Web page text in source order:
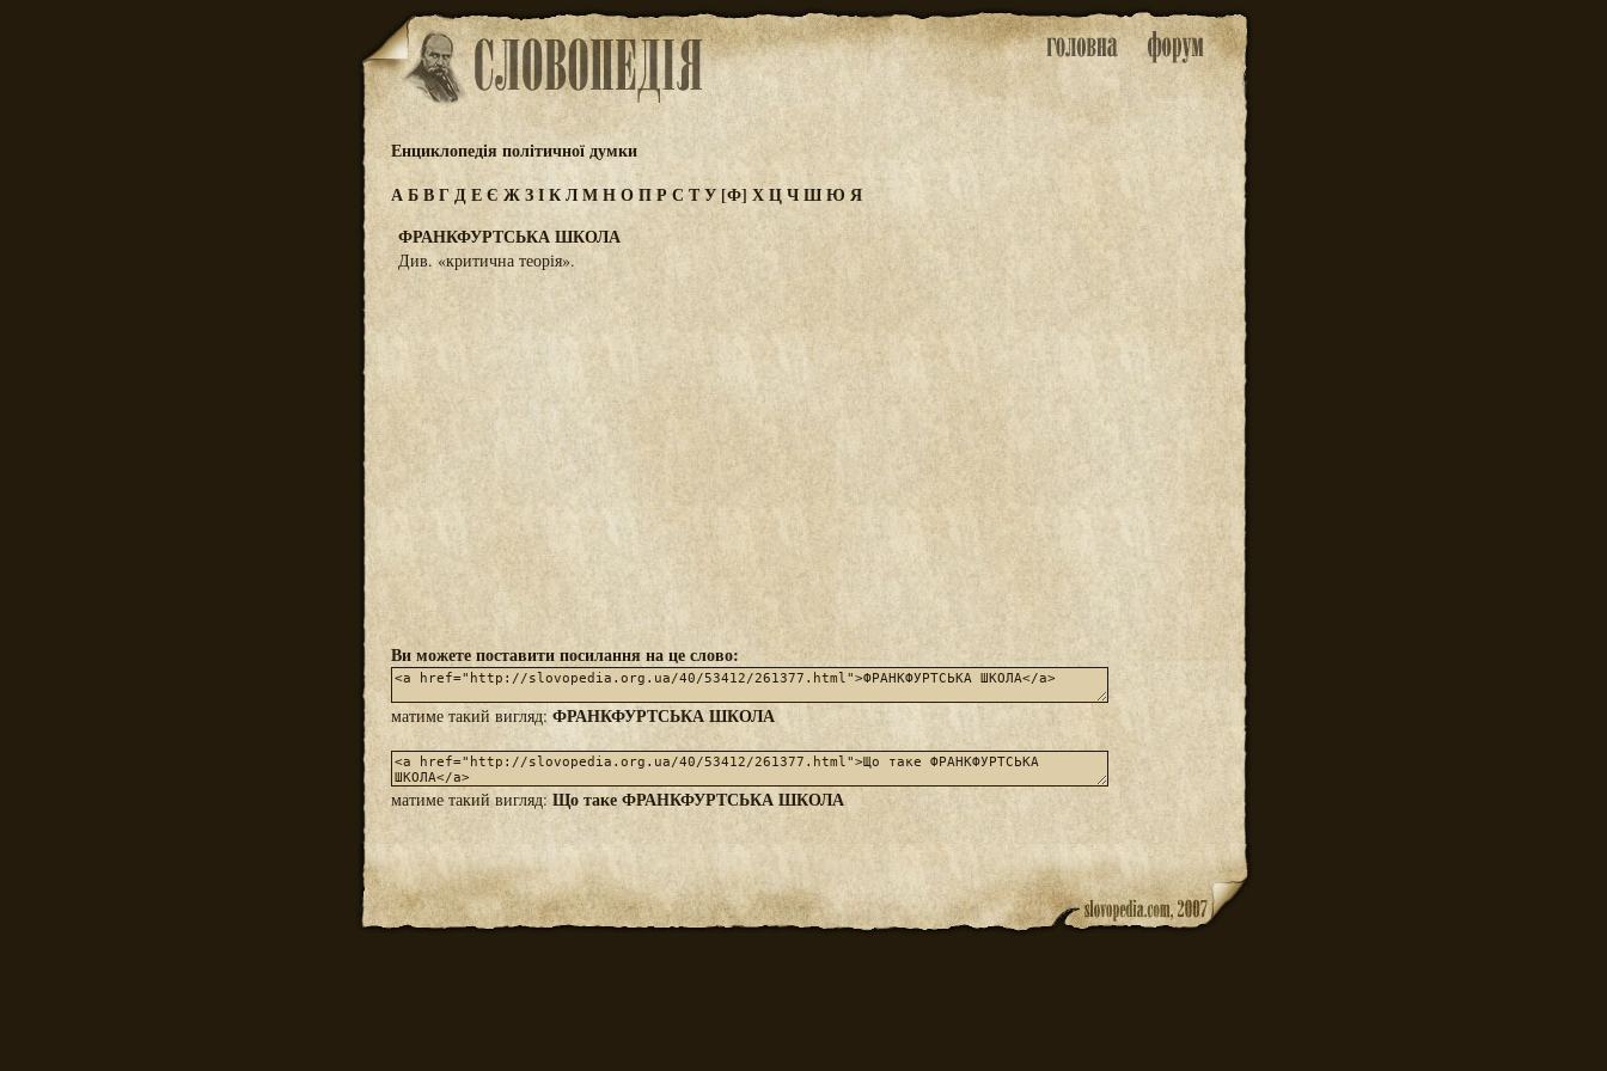
Енциклопедія політичної думки
АБВГДЕЄЖЗІКЛМНОПРСТУ[Ф] ХЦЧШЮ Я
ФРАНКФУРТСЬКА ШКОЛА
Див. «критична теорія».
Ви можете поставити посилання на це слово:
матиме такий вигляд: ФРАНКФУРТСЬКА ШКОЛА
матиме такий вигляд:Що таке ФРАНКФУРТСЬКА ШКОЛА